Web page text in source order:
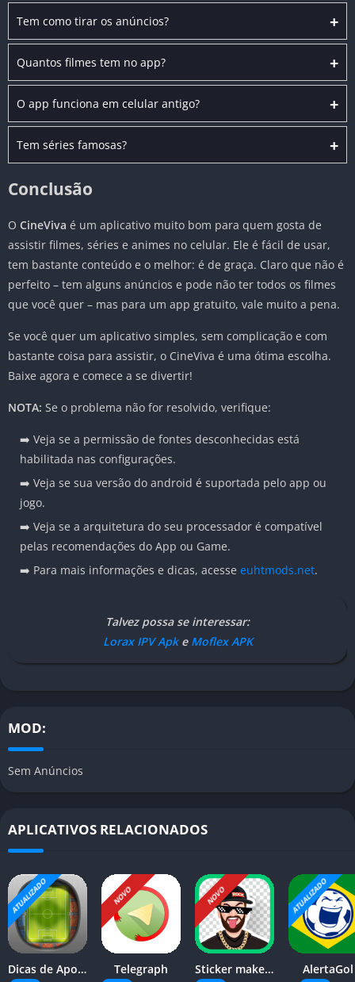
+
Tem como tirar os anúncios?
+
Quantos filmes tem no app?
+
O app funciona em celular antigo?
+
Tem séries famosas?
Conclusão
O CineViva é um aplicativo muito bom para quem gosta de
assistir filmes, séries e animes no celular. Ele é fácil de usar,
tem bastante conteúdo e o melhor: é de graça. Claro que não é
perfeito – tem alguns anúncios e pode não ter todos os filmes
que você quer – mas para um app gratuito, vale muito a pena.
Se você quer um aplicativo simples, sem complicação e com
bastante coisa para assistir, o CineViva é uma ótima escolha.
Baixe agora e comece a se divertir!
NOTA: Se o problema não for resolvido, verifique:
➡️ Veja se a permissão de fontes desconhecidas está
habilitada nas configurações.
➡️ Veja se sua versão do android é suportada pelo app ou
jogo.
➡️ Veja se a arquitetura do seu processador é compatível
pelas recomendações do App ou Game.
➡️ Para mais informações e dicas, acesse euhtmods.net.
Talvez possa se interessar:
Lorax IPV Apke Moflex APK
MOD:
Sem Anúncios
APLICATIVOS RELACIONADOS
ATUALIZADO
Dicas de Apostas
NOVO
Telegraph
NOVO
Sticker maker – WASticker
ATUALIZADO
AlertaGol